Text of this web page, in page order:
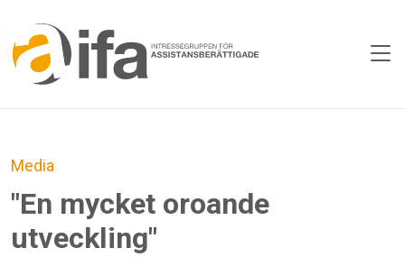
Skip to main content
Media
"En mycket oroande
utveckling"